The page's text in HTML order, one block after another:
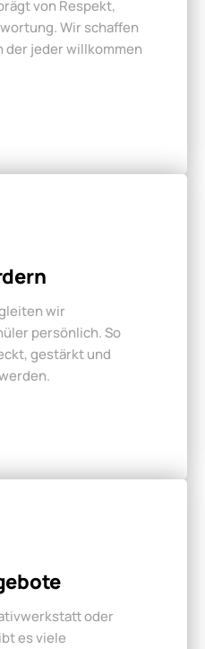
von Respekt,
Wir schaffen
der jeder willkommen
wir
persönlich. So
gestärkt und
oder
es viele